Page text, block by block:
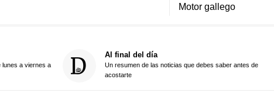
Motor gallego
lunes a viernes a
Al final del día
Un resumen de las noticias que debes saber antes de
acostarte